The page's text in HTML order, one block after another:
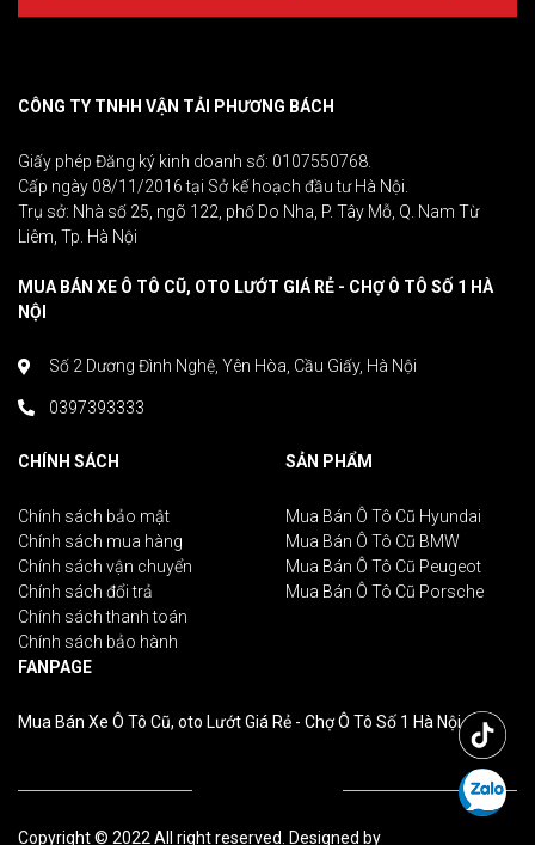
CÔNG TY TNHH VẬN TẢI PHƯƠNG BÁCH
Giấy phép Đăng ký kinh doanh số: 0107550768.
Cấp ngày 08/11/2016 tại Sở kế hoạch đầu tư Hà Nội.
Trụ sở: Nhà số 25, ngõ 122, phố Do Nha, P. Tây Mỗ, Q. Nam Từ
Liêm, Tp. Hà Nội
MUA BÁN XE Ô TÔ CŨ, OTO LƯỚT GIÁ RẺ - CHỢ Ô TÔ SỐ 1 HÀ
NỘI
Số 2 Dương Đình Nghệ, Yên Hòa, Cầu Giấy, Hà Nội
0397393333
CHÍNH SÁCH
Chính sách bảo mật
Chính sách mua hàng
Chính sách vận chuyển
Chính sách đổi trả
Chính sách thanh toán
Chính sách bảo hành
SẢN PHẨM
Mua Bán Ô Tô Cũ Hyundai
Mua Bán Ô Tô Cũ BMW
Mua Bán Ô Tô Cũ Peugeot
Mua Bán Ô Tô Cũ Porsche
FANPAGE
Mua Bán Xe Ô Tô Cũ, oto Lướt Giá Rẻ - Chợ Ô Tô Số 1 Hà Nội
Copyright © 2022 All right reserved. Designed by